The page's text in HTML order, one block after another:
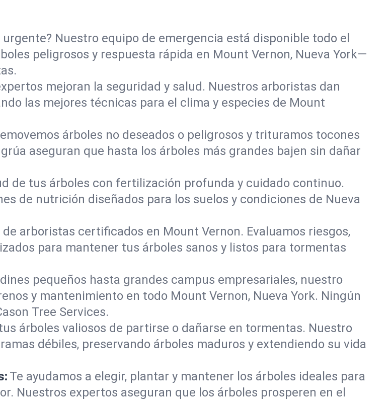
Nuestro equipo de emergencia está disponible todo el
peligrosos y respuesta rápida en Mount Vernon, Nueva York—
mejoran la seguridad y salud. Nuestros arboristas dan
las mejores técnicas para el clima y especies de Mount
árboles no deseados o peligrosos y trituramos tocones
aseguran que hasta los árboles más grandes bajen sin dañar
de tus árboles con fertilización profunda y cuidado continuo.
de nutrición diseñados para los suelos y condiciones de Nueva
arboristas certificados en Mount Vernon. Evaluamos riesgos,
para mantener tus árboles sanos y listos para tormentas
pequeños hasta grandes campus empresariales, nuestro
y mantenimiento en todo Mount Vernon, Nueva York. Ningún
Tree Services.
árboles valiosos de partirse o dañarse en tormentas. Nuestro
débiles, preservando árboles maduros y extendiendo su vida
Te ayudamos a elegir, plantar y mantener los árboles ideales para
Nuestros expertos aseguran que los árboles prosperen en el